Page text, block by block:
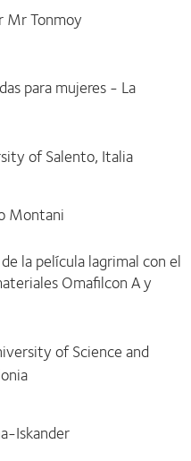
Mr Tonmoy
para mujeres - La
of Salento, Italia
Montani
la película lagrimal con el
Omafilcon A y
of Science and
Iskander